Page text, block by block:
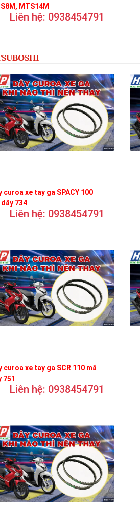
MTS14M
Liên hệ: 0938454791
curoa xe tay ga SPACY 100
dây 734
Liên hệ: 0938454791
curoa xe tay ga SCR 110 mã
751
Liên hệ: 0938454791